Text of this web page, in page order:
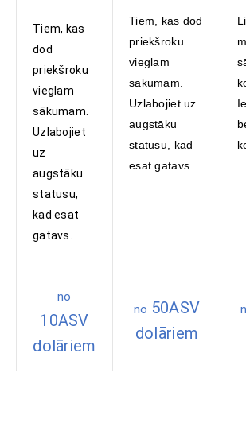
Tiem, kas
dod
priekšroku
vieglam
sākumam.
Uzlabojiet
uz
augstāku
statusu,
kad esat
gatavs.
Tiem, kas dod
priekšroku
vieglam
sākumam.
Uzlabojiet uz
augstāku
statusu, kad
esat gatavs.
no
10ASV
dolāriem
no 50ASV
dolāriem